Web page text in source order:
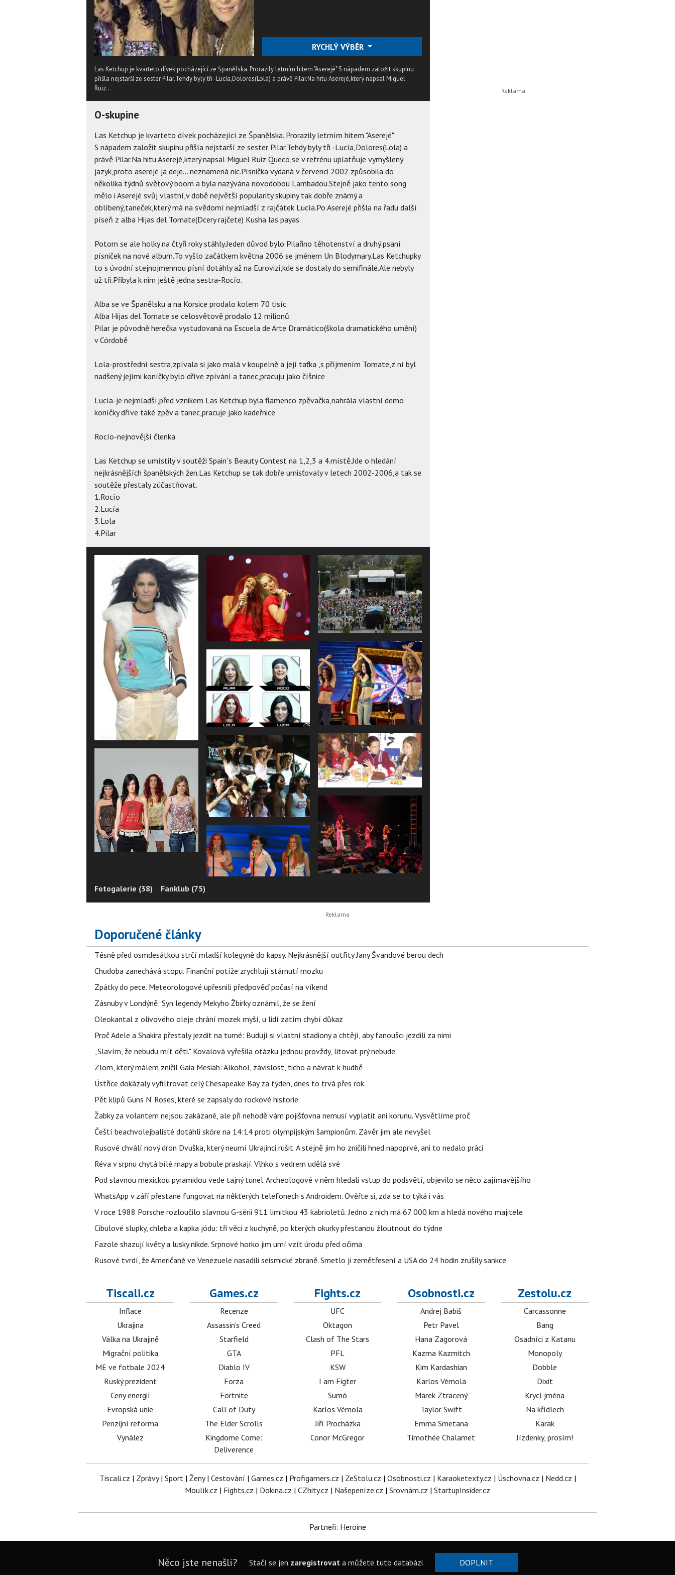
RYCHLÝ VÝBĚR
Las Ketchup je kvarteto dívek pocházející ze Španělska. Prorazily letrním hitem "Aserejé" S nápadem založit skupinu
přišla nejstarší ze sester Pilar.Tehdy byly tři -Lucía,Dolores(Lola) a právě Pilar.Na hitu Aserejé,který napsal Miguel
Ruiz...
O-skupine
Las Ketchup je kvarteto dívek pocházející ze Španělska. Prorazily letrním hitem "Aserejé"
S nápadem založit skupinu přišla nejstarší ze sester Pilar.Tehdy byly tři -Lucía,Dolores(Lola) a
právě Pilar.Na hitu Aserejé,který napsal Miguel Ruiz Queco,se v refrénu uplatňuje vymyšlený
jazyk,proto aserejé ja deje... neznamená nic.Písnička vydaná v červenci 2002 způsobila do
několika týdnů světový boom a byla nazývána novodobou Lambadou.Stejně jako tento song
mělo i Aserejé svůj vlastní,v době největší popularity skupiny tak dobře známý a
oblíbený,taneček,který má na svědomí nejmladší z rajčátek Lucía.Po Aserejé přišla na řadu další
píseň z alba Hijas del Tomate(Dcery rajčete) Kusha las payas.
Potom se ale holky na čtyři roky stáhly.Jeden důvod bylo Pilařino těhotenství a druhý psaní
písniček na nové album.To vyšlo začátkem května 2006 se jménem Un Blodymary.Las Ketchupky
to s úvodní stejnojmennou písní dotáhly až na Eurovizi,kde se dostaly do semifinále.Ale nebyly
už tři.Přibyla k nim ještě jedna sestra-Rocío.
Alba se ve Španělsku a na Korsice prodalo kolem 70 tisíc.
Alba Hijas del Tomate se celosvětově prodalo 12 milionů.
Pilar je původně herečka vystudovaná na Escuela de Arte Dramático(škola dramatického umění)
v Córdobě
Lola-prostřední sestra,zpívala si jako malá v koupelně a její taťka ,s příjmením Tomate,z ní byl
nadšený jejími koníčky bylo dříve zpívání a tanec,pracuju jako číšnice
Lucía-je nejmladší,před vznikem Las Ketchup byla flamenco zpěvačka,nahrála vlastní demo
koníčky dříve také zpěv a tanec,pracuje jako kadeřnice
Rocío-nejnovější členka
Las Ketchup se umístily v soutěži Spain´s Beauty Contest na 1,2,3 a 4.místě.Jde o hledání
nejkrásnějších španělských žen.Las Ketchup se tak dobře umisťovaly v letech 2002-2006,a tak se
soutěže přestaly zúčastňovat.
1.Rocío
2.Lucía
3.Lola
4.Pilar
Fotogalerie (38) Fanklub (75)
Doporučené články
Těsně před osmdesátkou strčí mladší kolegyně do kapsy. Nejkrásnější outfity Jany Švandové berou dech
Chudoba zanechává stopu. Finanční potíže zrychlují stárnutí mozku
Zpátky do pece. Meteorologové upřesnili předpověď počasí na víkend
Zásnuby v Londýně: Syn legendy Mekyho Žbirky oznámil, že se žení
Oleokantal z olivového oleje chrání mozek myší, u lidí zatím chybí důkaz
Proč Adele a Shakira přestaly jezdit na turné: Budují si vlastní stadiony a chtějí, aby fanoušci jezdili za nimi
„Slavím, že nebudu mít děti." Kovalová vyřešila otázku jednou provždy, litovat prý nebude
Zlom, který málem zničil Gaia Mesiah: Alkohol, závislost, ticho a návrat k hudbě
Ústřice dokázaly vyfiltrovat celý Chesapeake Bay za týden, dnes to trvá přes rok
Pět klipů Guns N‘ Roses, které se zapsaly do rockové historie
Žabky za volantem nejsou zakázané, ale při nehodě vám pojišťovna nemusí vyplatit ani korunu. Vysvětlíme proč
Čeští beachvolejbalisté dotáhli skóre na 14:14 proti olympijským šampionům. Závěr jim ale nevyšel
Rusové chválí nový dron Dvuška, který neumí Ukrajinci rušit. A stejně jim ho zničili hned napoprvé, ani to nedalo práci
Réva v srpnu chytá bílé mapy a bobule praskají. Vlhko s vedrem udělá své
Pod slavnou mexickou pyramidou vede tajný tunel. Archeologové v něm hledali vstup do podsvětí, objevilo se něco zajímavějšího
WhatsApp v září přestane fungovat na některých telefonech s Androidem. Ověřte si, zda se to týká i vás
V roce 1988 Porsche rozloučilo slavnou G-sérii 911 limitkou 43 kabrioletů. Jedno z nich má 67 000 km a hledá nového majitele
Cibulové slupky, chleba a kapka jódu: tři věci z kuchyně, po kterých okurky přestanou žloutnout do týdne
Fazole shazují květy a lusky nikde. Srpnové horko jim umí vzít úrodu před očima
Rusové tvrdí, že Američané ve Venezuele nasadili seismické zbraně. Smetlo ji zemětřesení a USA do 24 hodin zrušily sankce
Tiscali.cz
Inflace
Ukrajina
Válka na Ukrajině
Migrační politika
ME ve fotbale 2024
Ruský prezident
Ceny energií
Evropská unie
Penzijní reforma
Vynález
Games.cz
Recenze
Assassin's Creed
Starfield
GTA
Diablo IV
Forza
Fortnite
Call of Duty
The Elder Scrolls
Kingdome Come:
Deliverence
Fights.cz
UFC
Oktagon
Clash of The Stars
PFL
KSW
I am Figter
Sumó
Karlos Vémola
Jiří Procházka
Conor McGregor
Osobnosti.cz
Andrej Babiš
Petr Pavel
Hana Zagorová
Kazma Kazmitch
Kim Kardashian
Karlos Vémola
Marek Ztracený
Taylor Swift
Emma Smetana
Timothée Chalamet
Zestolu.cz
Carcassonne
Bang
Osadníci z Katanu
Monopoly
Dobble
Dixit
Krycí jména
Na křídlech
Karak
Jízdenky, prosím!
Tiscali.cz | Zprávy| Sport| Ženy| Cestování | Games.cz | Profigamers.cz | ZeStolu.cz | Osobnosti.cz | Karaoketexty.cz | Úschovna.cz | Nedd.cz |
Moulík.cz | Fights.cz | Dokina.cz | CZhity.cz | Našepeníze.cz | Srovnám.cz | StartupInsider.cz
Partneři: Heroine
Něco jste nenašli? Stačí se jen zaregistrovata můžete tuto databázi DOPLNIT